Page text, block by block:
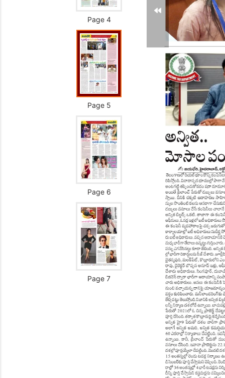
Page 4
Page 5
Page 6
Page 7